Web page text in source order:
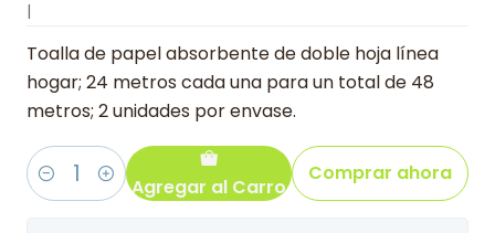
|
Toalla de papel absorbente de doble hoja línea
hogar; 24 metros cada una para un total de 48
metros; 2 unidades por envase.
Cantidad Agregar al Carro
Comprar ahora